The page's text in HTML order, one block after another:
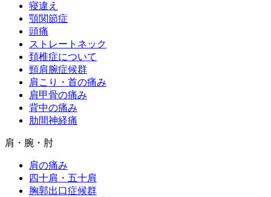
寝違え
顎関節症
頭痛
ストレートネック
頚椎症について
頸肩腕症候群
肩こり・首の痛み
肩甲骨の痛み
背中の痛み
肋間神経痛
肩・腕・肘
肩の痛み
四十肩・五十肩
胸郭出口症候群